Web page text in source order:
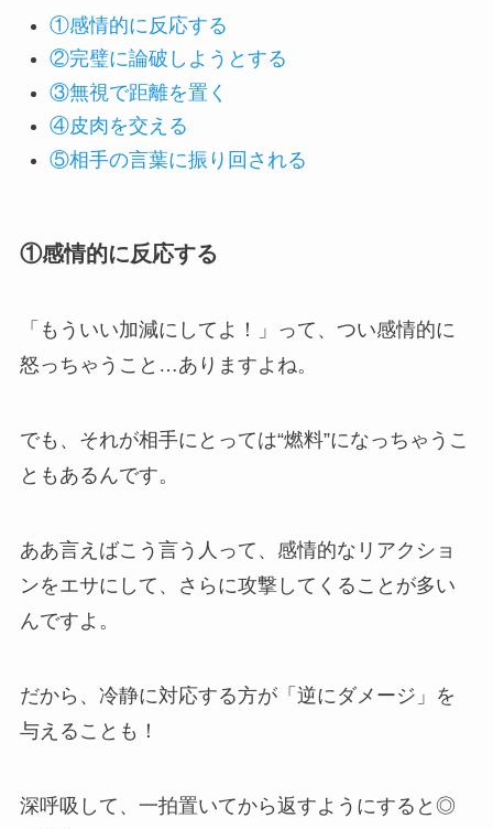
①感情的に反応する
②完璧に論破しようとする
③無視で距離を置く
④皮肉を交える
⑤相手の言葉に振り回される
①感情的に反応する
「もういい加減にしてよ！」って、つい感情的に
怒っちゃうこと…ありますよね。
でも、それが相手にとっては“燃料”になっちゃうこ
ともあるんです。
ああ言えばこう言う人って、感情的なリアクショ
ンをエサにして、さらに攻撃してくることが多い
んですよ。
だから、冷静に対応する方が「逆にダメージ」を
与えることも！
深呼吸して、一拍置いてから返すようにすると◎